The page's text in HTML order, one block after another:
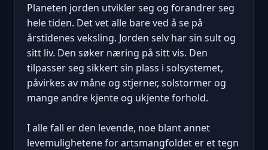
Planeten jorden utvikler seg og forandrer seg
hele tiden. Det vet alle bare ved å se på
årstidenes veksling. Jorden selv har sin sult og
sitt liv. Den søker næring på sitt vis. Den
tilpasser seg sikkert sin plass i solsystemet,
påvirkes av måne og stjerner, solstormer og
mange andre kjente og ukjente forhold.
I alle fall er den levende, noe blant annet
levemulighetene for artsmangfoldet er et tegn